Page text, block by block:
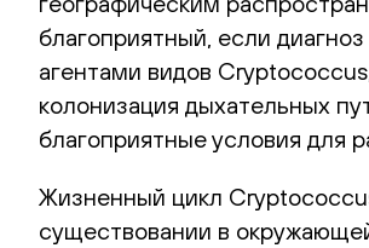
благоприятный, если
агентами видов
колонизация дыхательных
благоприятные условия для
Жизненный цикл
существовании в